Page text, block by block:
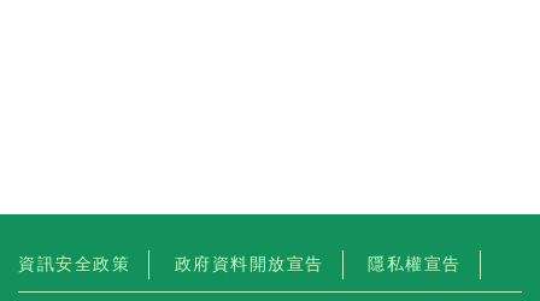
資訊安全政策 政府資料開放宣告 隱私權宣告